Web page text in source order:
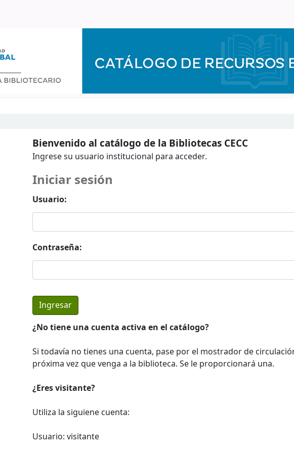
Bienvenido al catálogo de la Bibliotecas CECC
Ingrese su usuario institucional para acceder.
Iniciar sesión
Usuario:
Contraseña:
¿No tiene una cuenta activa en el catálogo?
Si todavía no tienes una cuenta, pase por el mostrador de
próxima vez que venga a la biblioteca. Se le proporcionará una.
¿Eres visitante?
Utiliza la siguiene cuenta:
Usuario: visitante